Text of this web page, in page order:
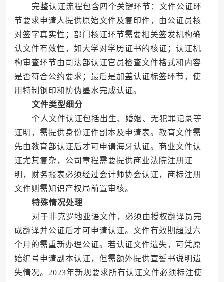
完整认证流程包含四个关键环节：文件公证环
节要求申请人提供原始文件及复印件，由公证员核
对签字真实性；部门核证环节需要相关签发机构确
认文件有效性，如大学对学历证书的核证；认证机
构审查环节由司法部认证官员检查文件格式和内容
是否符合公约要求；最后是加盖认证标签环节，使
用特制钢印和防伪墨水完成认证。
文件类型细分
个人文件认证包括出生、婚姻、无犯罪记录等
证明，需提供身份证件副本及申请表。教育文件需
先由教育部认证后才可申请海牙认证。商业文件认
证尤其复杂，公司章程需要提供商业法院注册证
明，财务报表必须经过会计师协会认证，商标注册
文件则需知识产权局前置审核。
特殊情况处理
对于非克罗地亚语文件，必须由授权翻译员完
成翻译并公证后才可申请认证。文件有效期超过六
个月的需重新办理公证。若认证文件遗失，可凭原
始编号申请副本认证，但需额外提供宣誓书说明遗
失情况。2023年新规要求所有认证文件必须标注使